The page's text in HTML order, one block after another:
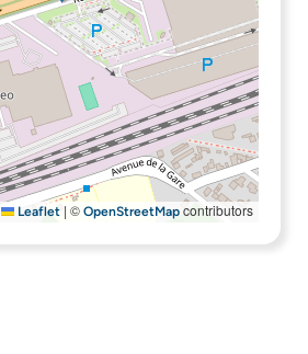
Leaflet | © OpenStreetMapcontributors